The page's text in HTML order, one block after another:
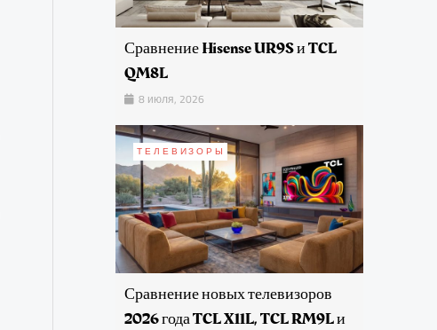
Сравнение Hisense UR9S и TCL
QM8L
8 июля, 2026
ТЕЛЕВИЗОРЫ
Сравнение новых телевизоров
2026 года TCL X11L, TCL RM9L и